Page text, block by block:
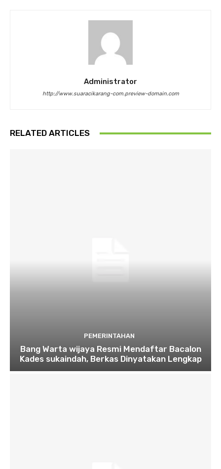
Administrator
http://www.suaracikarang-com.preview-domain.com
RELATED ARTICLES
PEMERINTAHAN
Bang Warta wijaya Resmi Mendaftar Bacalon
Kades sukaindah, Berkas Dinyatakan Lengkap